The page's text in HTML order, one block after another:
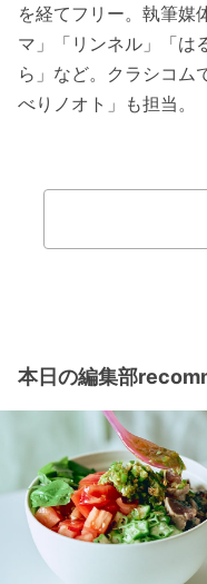
を経てフリー。執筆
マ」「リンネル」「は
ら」など。クラシコム
べりノオト」も担当。
本日の編集部